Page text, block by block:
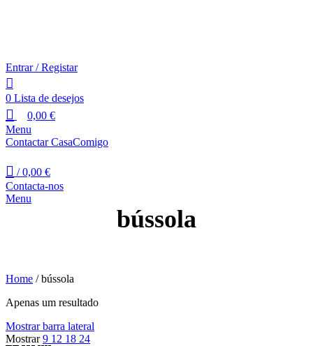
Entrar / Registar
0 Lista de desejos
0,00 €
Menu
Contactar CasaComigo
/ 0,00 €
Contacta-nos
Menu
bússola
Home /bússola
Apenas um resultado
Mostrar barra lateral
Mostrar9 12 18 24